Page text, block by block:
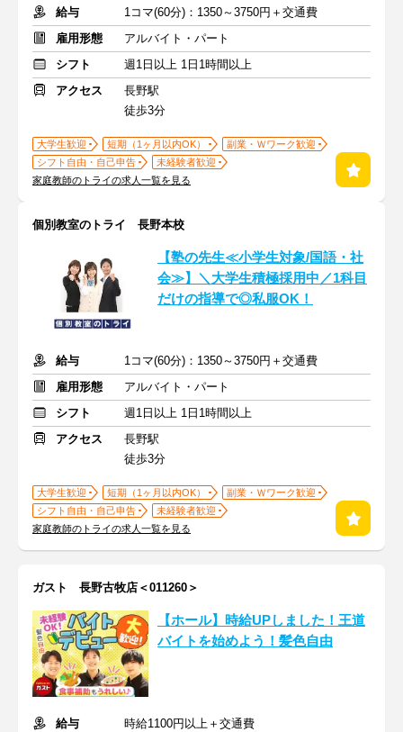
給与
1コマ(60分)：1350～3750円＋交通費
雇用形態
アルバイト・パート
シフト
週1日以上 1日1時間以上
アクセス
長野駅
徒歩3分
大学生歓迎 短期（1ヶ月以内OK）
副業・Ｗワーク歓迎
シフト自由・自己申告
未経験者歓迎
家庭教師のトライの求人一覧を見る
個別教室のトライ 長野本校
【塾の先生≪小学生対象/国語・社
会≫】＼大学生積極採用中／1科目
だけの指導で◎私服OK！
給与
1コマ(60分)：1350～3750円＋交通費
雇用形態
アルバイト・パート
シフト
週1日以上 1日1時間以上
アクセス
長野駅
徒歩3分
大学生歓迎 短期（1ヶ月以内OK）
副業・Ｗワーク歓迎
シフト自由・自己申告
未経験者歓迎
家庭教師のトライの求人一覧を見る
ガスト 長野古牧店＜011260＞
【ホール】時給UPしました！王道
バイトを始めよう！髪色自由
給与
時給1100円以上＋交通費